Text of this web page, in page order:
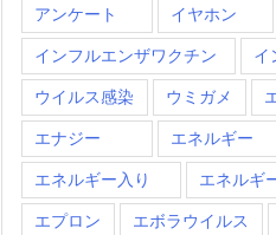
アンケート イヤホン
インフルエンザワクチン イ
ウイルス感染 ウミガメ
エナジー エネルギー
エネルギー入り エネルギ
エプロン エボラウイルス